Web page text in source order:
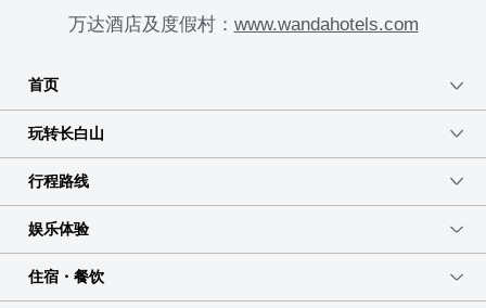
万达酒店及度假村： www.wandahotels.com
首页
玩转长白山
行程路线
娱乐体验
住宿・餐饮